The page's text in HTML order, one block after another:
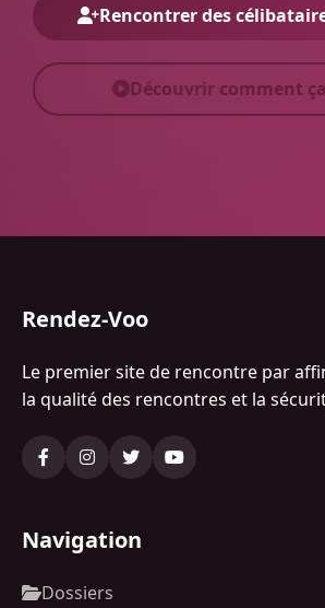
Rencontrer des
Découvrir comment
Rendez-Voo
Le premier site de rencontre par
la qualité des rencontres et la
Navigation
Dossiers